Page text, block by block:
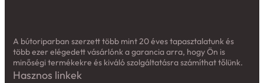
A bútoriparban szerzett több mint 20 éves tapasztalatunk és
több ezer elégedett vásárlónk a garancia arra, hogy Ön is
minőségi termékekre és kiváló szolgáltatásra számíthat tőlünk.
Hasznos linkek